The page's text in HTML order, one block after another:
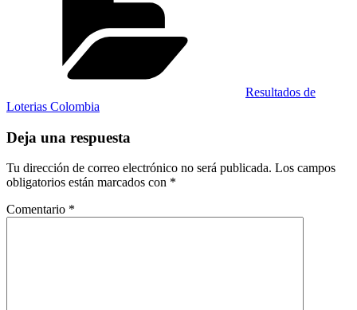
Resultados de
Loterias Colombia
Deja una respuesta
Tu dirección de correo electrónico no será publicada. Los campos
obligatorios están marcados con *
Comentario *